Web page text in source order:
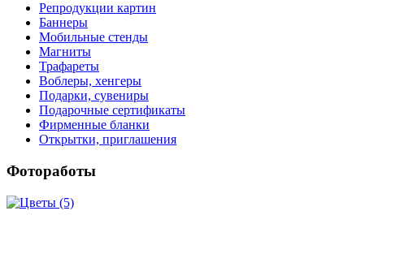
Репродукции картин
Баннеры
Мобильные стенды
Магниты
Трафареты
Воблеры, хенгеры
Подарки, сувениры
Подарочные сертификаты
Фирменные бланки
Открытки, приглашения
Фотоработы